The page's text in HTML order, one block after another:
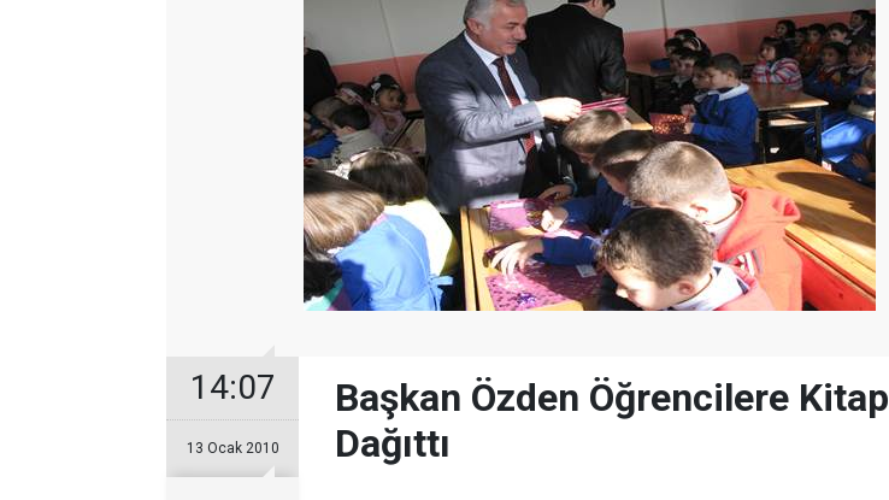
14:07
13 Ocak 2010
Başkan Özden Öğrencilere Kitap
Dağıttı